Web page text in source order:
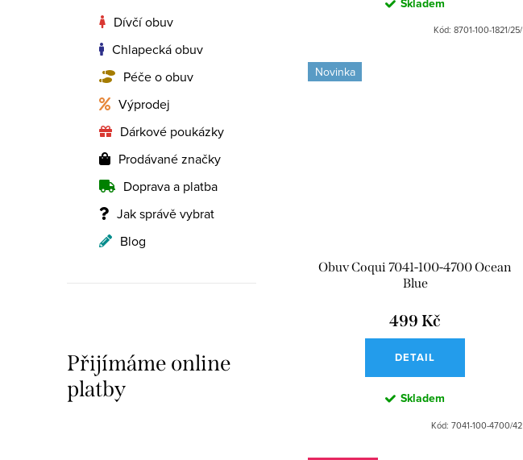
Dívčí obuv
Chlapecká obuv
Péče o obuv
Výprodej
Dárkové poukázky
Prodávané značky
Doprava a platba
Jak správě vybrat
Blog
Přijímáme online
platby
Skladem
Kód:8701-100-1821/25/
Novinka
Obuv Coqui 7041-100-4700 Ocean
Blue
499 Kč
DETAIL
Skladem
Kód:7041-100-4700/42